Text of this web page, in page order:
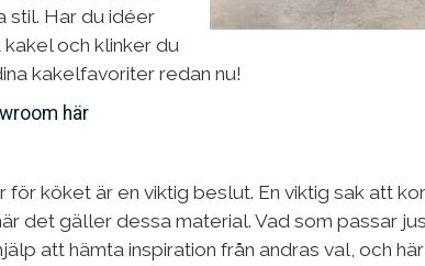
stil. Har du idéer
och klinker du
kakelfavoriter redan nu!
här
köket är en viktig beslut. En viktig sak att
det gäller dessa material. Vad som passar
att hämta inspiration från andras val, och